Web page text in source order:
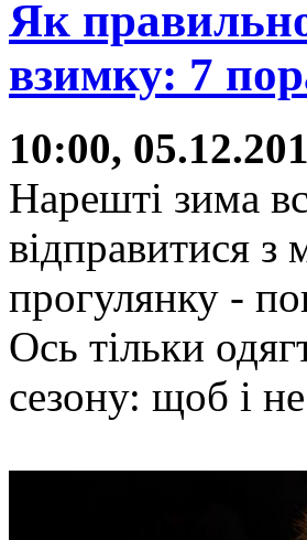
Як
взимку: 7
10:00,
Нарешті зима
відправитися
прогулянку -
Ось тільки
сезону: щоб і